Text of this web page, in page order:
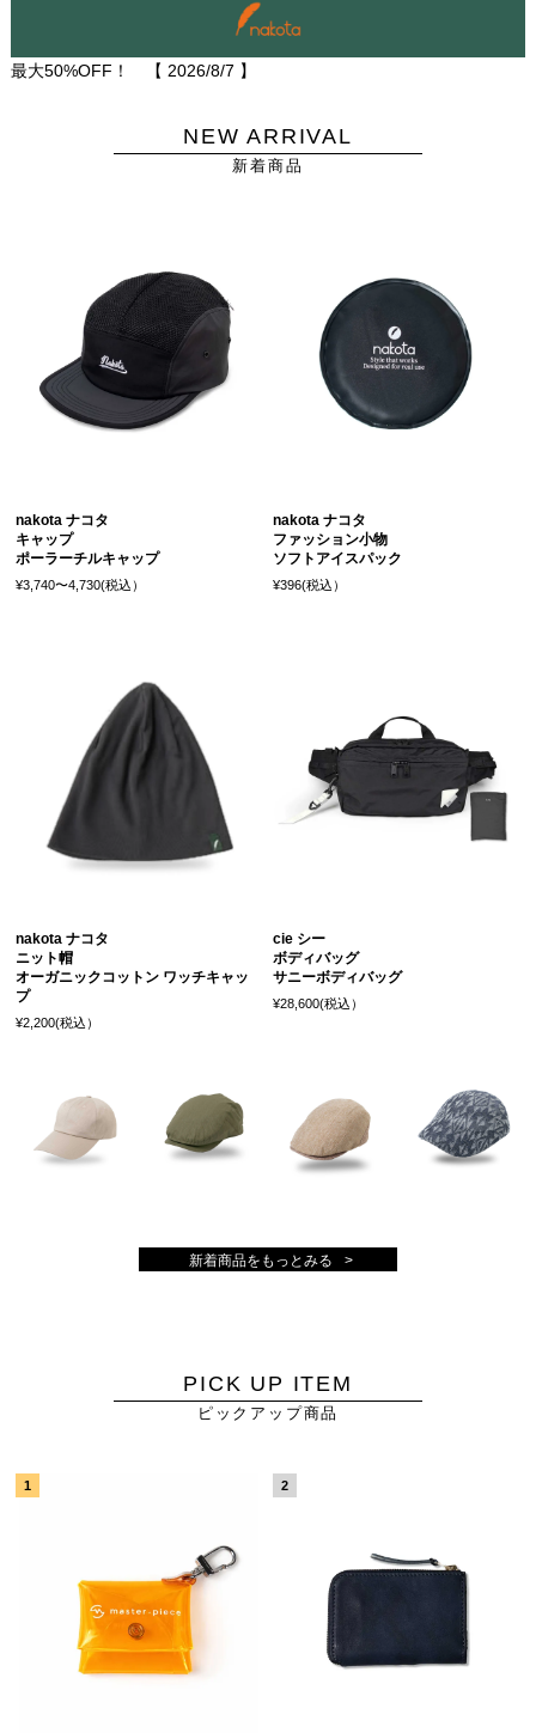
最大50%OFF！ 【 2026/8/7 】
NEW ARRIVAL
新着商品
nakota ナコタ
キャップ
ポーラーチルキャップ
¥3,740〜4,730(税込）
nakota ナコタ
ファッション小物
ソフトアイスパック
¥396(税込）
nakota ナコタ
ニット帽
オーガニックコットン ワッチキャッ
プ
¥2,200(税込）
cie シー
ボディバッグ
サニーボディバッグ
¥28,600(税込）
新着商品をもっとみる
PICK UP ITEM
ピックアップ商品